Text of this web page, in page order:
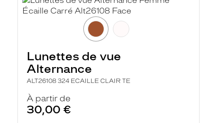
Lunettes de vue
Alternance
ALT26108 324 ECAILLE CLAIR TE
À partir de
30,00 €